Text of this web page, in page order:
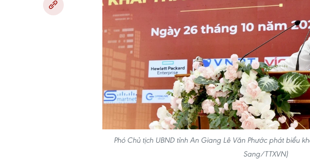
Phó Chủ tịch UBND tỉnh An Giang Lê Văn Phước phát biểu
Sang/TTXVN)